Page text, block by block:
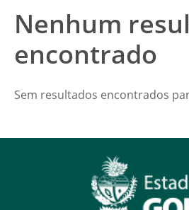
Nenhum
encontrado
Sem resultados encontrados